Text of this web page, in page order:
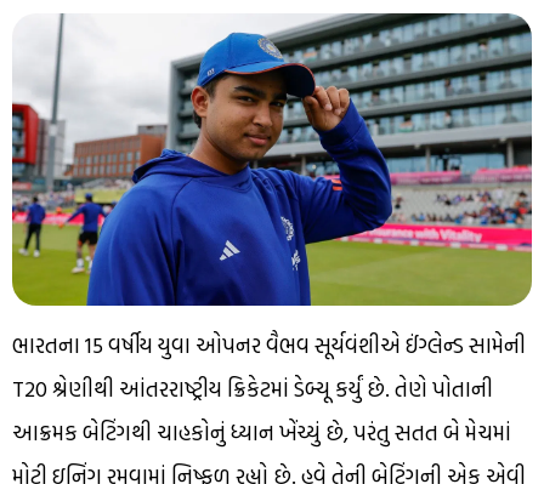
ભારતના 15 વર્ષીય યુવા ઓપનર વૈભવ સૂર્યવંશીએ ઈંગ્લેન્ડ સામેની
T20 શ્રેણીથી આંતરરાષ્ટ્રીય ક્રિકેટમાં ડેબ્યૂ કર્યું છે. તેણે પોતાની
આક્રમક બેટિંગથી ચાહકોનું ધ્યાન ખેંચ્યું છે, પરંતુ સતત બે મેચમાં
મોટી ઇનિંગ રમવામાં નિષ્ફળ રહ્યો છે. હવે તેની બેટિંગની એક એવી